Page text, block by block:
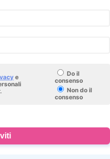
e
Do il
consenso
Non do il
consenso